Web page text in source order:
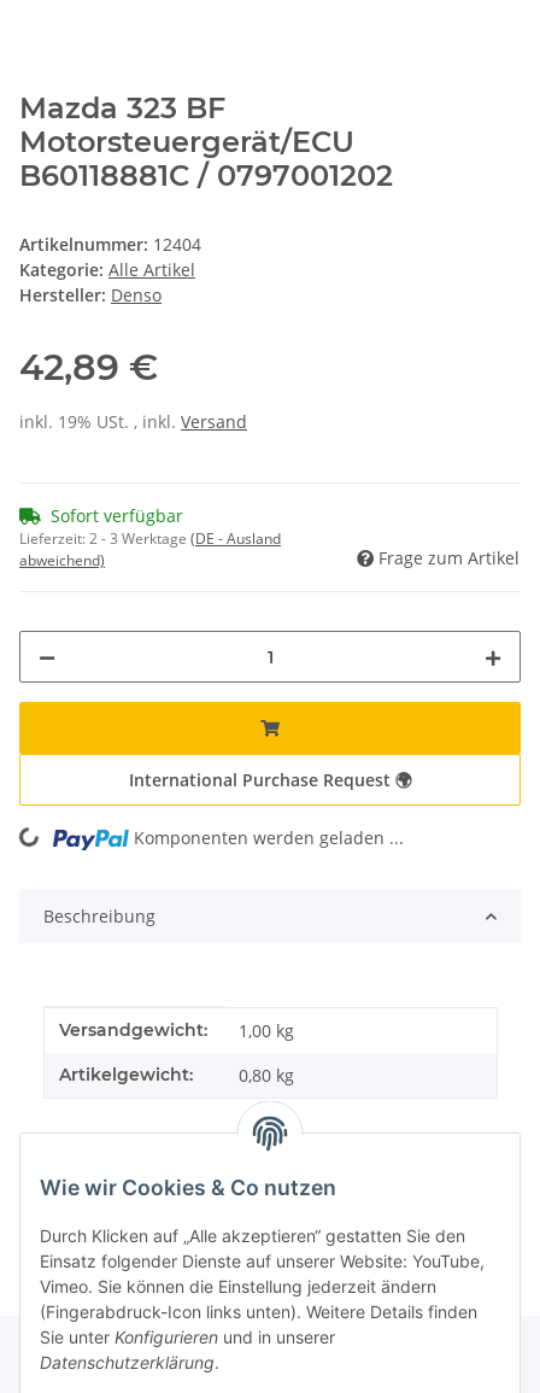
Wie wir Cookies & Co nutzen
Durch Klicken auf „Alle akzeptieren“ gestatten Sie den
Einsatz folgender Dienste auf unserer Website: YouTube,
Vimeo. Sie können die Einstellung jederzeit ändern
(Fingerabdruck-Icon links unten). Weitere Details finden
Sie unter Konfigurieren und in unserer
Datenschutzerklärung.
Mazda 323 BF
Motorsteuergerät/ECU
B60118881C / 0797001202
Artikelnummer: 12404
Kategorie: Alle Artikel
Hersteller: Denso
42,89 €
inkl. 19% USt. , inkl. Versand
Sofort verfügbar
Lieferzeit:2 - 3 Werktage (DE - Ausland
abweichend)
Frage zum Artikel
International Purchase Request 🌍
Loading... Komponenten werden geladen ...
Beschreibung
Produkteigenschaft
Wert
Versandgewicht: 1,00 kg
Artikelgewicht: 0,80 kg